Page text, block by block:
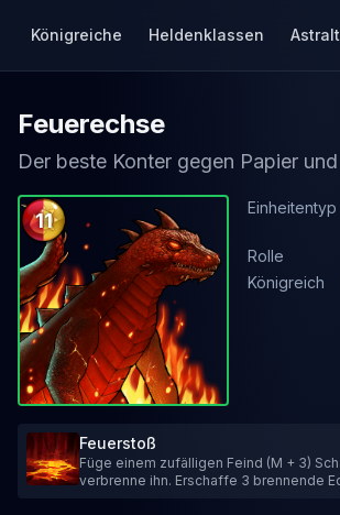
Königreiche Heldenklassen
Feuerechse
Der beste Konter gegen Papier
11
Einheitentyp
Rolle
Königreich
Feuerstoß
Füge einem zufälligen Feind (M + 3)
verbrenne ihn. Erschaffe 3 brennende